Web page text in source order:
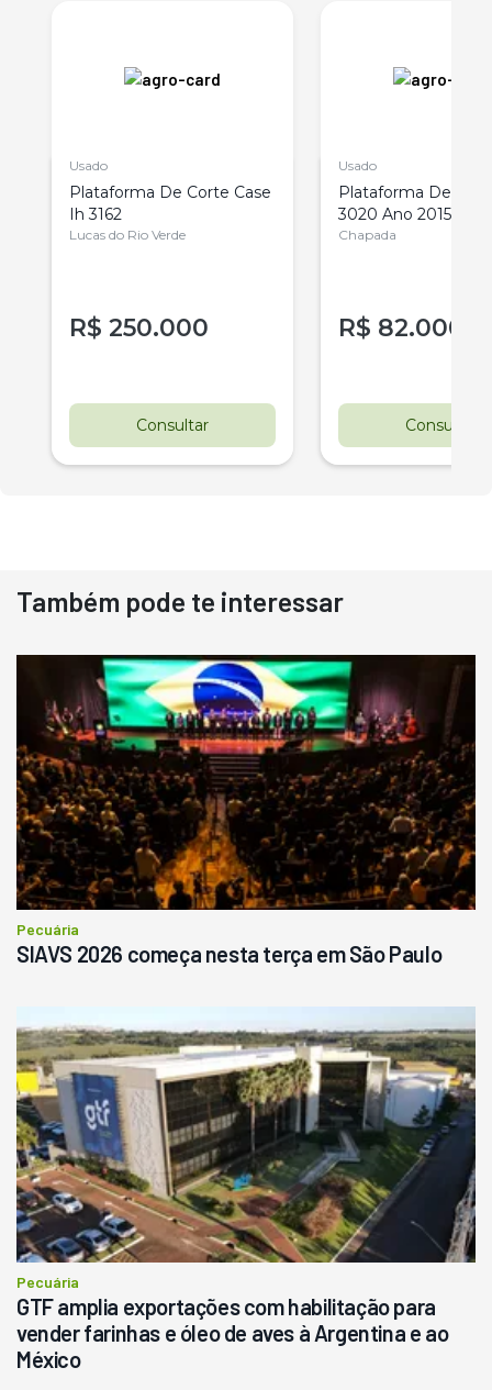
Usado
Plataforma De Corte Case
Ih 3162
Lucas do Rio Verde
R$ 250.000
Consultar
Usado
Plataforma De
3020 Ano 2015
Chapada
R$ 82.000
Consultar
Também pode te interessar
Pecuária
SIAVS 2026 começa nesta terça em São Paulo
Pecuária
GTF amplia exportações com habilitação para
vender farinhas e óleo de aves à Argentina e ao
México